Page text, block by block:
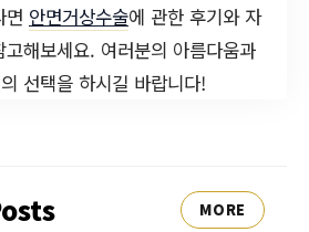
면 안면거상수술에 관한 후기와 자
해보세요. 여러분의 아름다움과
선택을 하시길 바랍니다!
MORE